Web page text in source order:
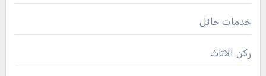
خدمات حائل
ركن الاثاث